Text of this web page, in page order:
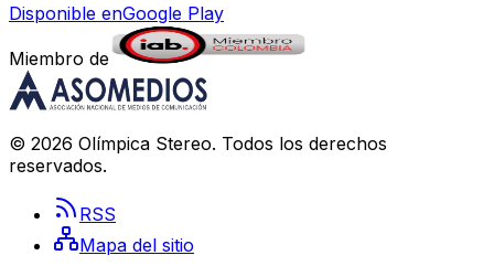
Disponible enGoogle Play
Miembro de
© 2026 Olímpica Stereo. Todos los derechos
reservados.
RSS
Mapa del sitio